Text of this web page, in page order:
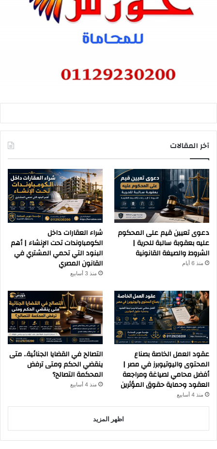
آخر المقالات
دعوى تعيين قيم على المحكوم
عليه بعقوبة سالبة للحرية |
الشروط والصيغة القانونية
منذ 6 أيام
شراء العقارات داخل
الكومباوندات تحت الإنشاء | أهم
البنود التي تحمي المشتري في
القانون المصري
منذ 3 أسابيع
عقود العمل الخاصة بصناع
المحتوى واليوتيوبرز في مصر |
أفضل محامي لصياغة ومراجعة
العقود وحماية حقوق المؤثرين
منذ 4 أسابيع
التصالح في القضايا الجنائية.. متى
ينقضي الحكم ومتى ترفض
المحكمة التصالح؟
منذ 4 أسابيع
اظهر المزيد